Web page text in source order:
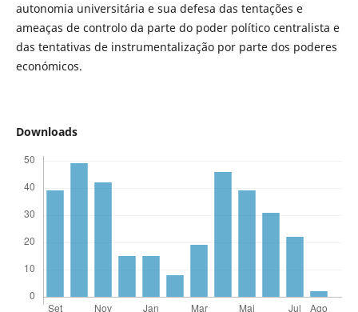
autonomia universitária e sua defesa das tentações e
ameaças de controlo da parte do poder político centralista e
das tentativas de instrumentalização por parte dos poderes
económicos.
Downloads